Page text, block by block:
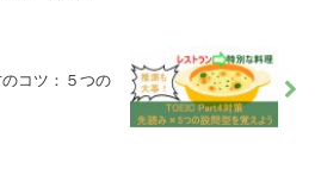
コツ：５つの